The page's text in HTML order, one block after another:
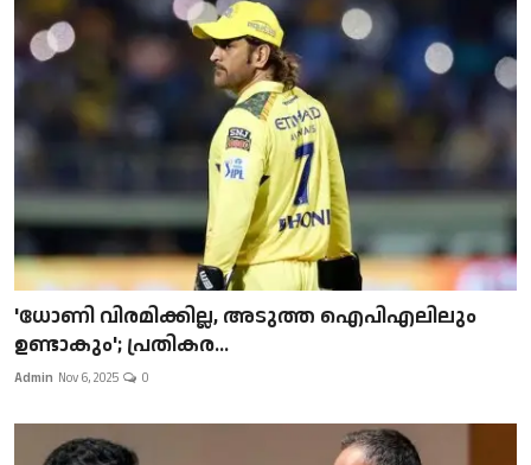
'ധോണി വിരമിക്കില്ല, അടുത്ത ഐപിഎലിലും
ഉണ്ടാകും'; പ്രതികര...
Admin Nov 6, 2025 0